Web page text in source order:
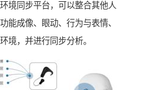
境同步平台，可以整合其他人
能成像、眼动、行为与表情、
境，并进行同步分析。